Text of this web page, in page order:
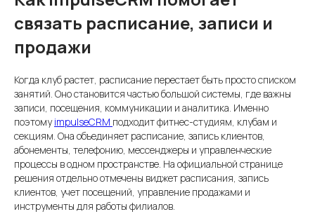
связать расписание, записи и
продажи
Когда клуб растет, расписание перестает быть просто списком
занятий. Оно становится частью большой системы, где важны
записи, посещения, коммуникации и аналитика. Именно
поэтомуimpulseCRM подходит фитнес-студиям, клубам и
секциям. Она объединяет расписание, запись клиентов,
абонементы, телефонию, мессенджеры и управленческие
процессы в одном пространстве. На официальной странице
решения отдельно отмечены виджет расписания, запись
клиентов, учет посещений, управление продажами и
инструменты для работы филиалов.